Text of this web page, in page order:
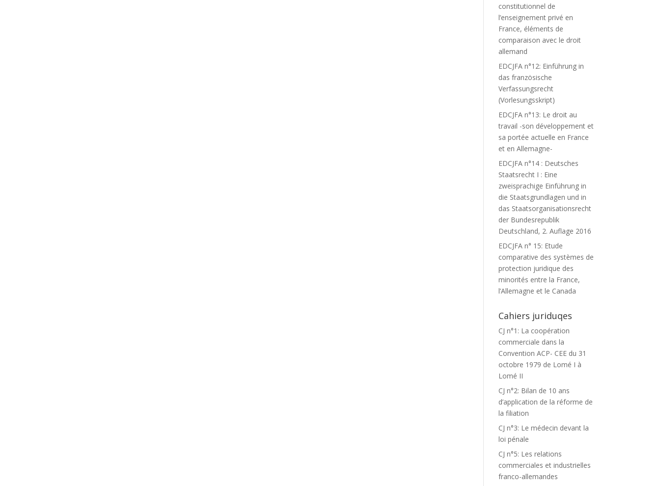
constitutionnel de
l’enseignement privé en
France, éléments de
comparaison avec le droit
allemand
EDCJFA n°12: Einführung in
das französische
Verfassungsrecht
(Vorlesungsskript)
EDCJFA n°13: Le droit au
travail -son développement et
sa portée actuelle en France
et en Allemagne-
EDCJFA n°14 : Deutsches
Staatsrecht I : Eine
zweisprachige Einführung in
die Staatsgrundlagen und in
das Staatsorganisationsrecht
der Bundesrepublik
Deutschland, 2. Auflage 2016
EDCJFA n° 15: Etude
comparative des systèmes de
protection juridique des
minorités entre la France,
l’Allemagne et le Canada
Cahiers juriduqes
CJ n°1: La coopération
commerciale dans la
Convention ACP- CEE du 31
octobre 1979 de Lomé I à
Lomé II
CJ n°2: Bilan de 10 ans
d’application de la réforme de
la filiation
CJ n°3: Le médecin devant la
loi pénale
CJ n°5: Les relations
commerciales et industrielles
franco-allemandes